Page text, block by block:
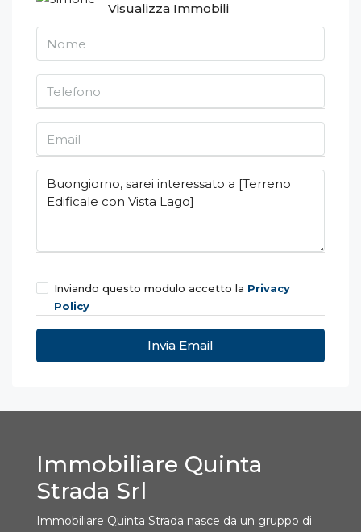
Visualizza Immobili
Inviando questo modulo accetto la Privacy
Policy
Invia Email
Immobiliare Quinta
Strada Srl
Immobiliare Quinta Strada nasce da un gruppo di